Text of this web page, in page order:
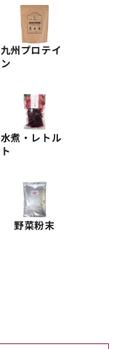
九州プロテイ
ン
水煮・レトル
ト
野菜粉末